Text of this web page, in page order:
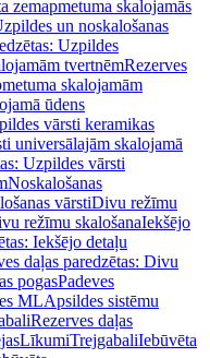
zemapmetuma skalojamās
un noskalošanas
Uzpildes
tvertnēmRezerves
skalojamām
ūdens
vārsti keramikas
universālajām skalojamā
Uzpildes vārsti
Noskalošanas
vārstiDivu režīmu
režīmu skalošanaIekšējo
Iekšējo detaļu
daļas paredzētas: Divu
pogasPadeves
MLApsildes sistēmu
Rezerves daļas
LīkumiTrejgabaliIebūvēta